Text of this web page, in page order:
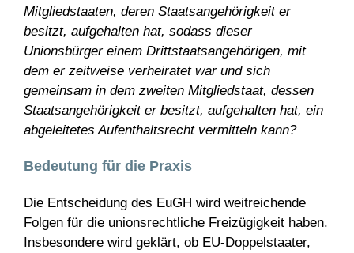
Mitgliedstaaten, deren Staatsangehörigkeit er
besitzt, aufgehalten hat, sodass dieser
Unionsbürger einem Drittstaatsangehörigen, mit
dem er zeitweise verheiratet war und sich
gemeinsam in dem zweiten Mitgliedstaat, dessen
Staatsangehörigkeit er besitzt, aufgehalten hat, ein
abgeleitetes Aufenthaltsrecht vermitteln kann?
Bedeutung für die Praxis
Die Entscheidung des EuGH wird weitreichende
Folgen für die unionsrechtliche Freizügigkeit haben.
Insbesondere wird geklärt, ob EU-Doppelstaater,